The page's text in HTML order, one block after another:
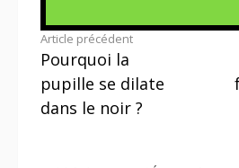
Lire
la
suite
Article précédent
Pourquoi la
pupille se dilate
dans le noir ?